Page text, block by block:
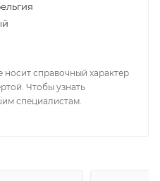
справочный характер
Чтобы узнать
специалистам.